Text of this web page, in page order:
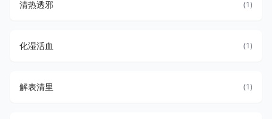
清热透邪 (1)
化湿活血 (1)
解表清里 (1)